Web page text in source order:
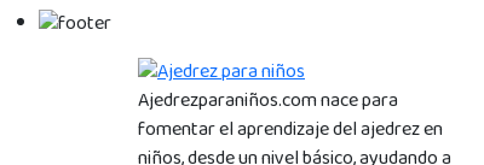
Ajedrezparaniños.com nace para
fomentar el aprendizaje del ajedrez en
niños, desde un nivel básico, ayudando a